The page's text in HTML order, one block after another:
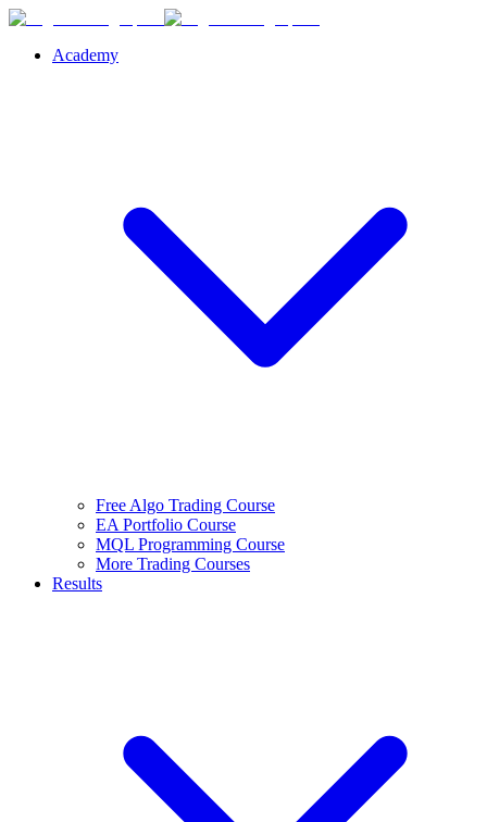
Academy
Free Algo Trading Course
EA Portfolio Course
MQL Programming Course
More Trading Courses
Results